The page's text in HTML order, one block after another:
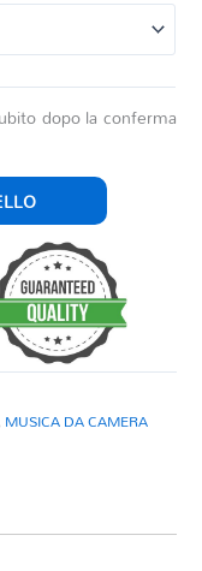
dopo la conferma
MUSICA DA CAMERA